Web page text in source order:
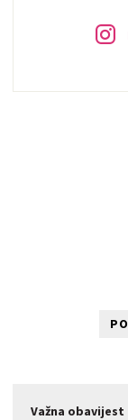
Važna obavijest